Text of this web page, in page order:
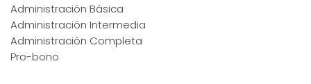
Administración Básica
Administración Intermedia
Administración Completa
Pro-bono